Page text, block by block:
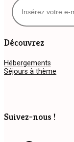
Découvrez
Hébergements
Séjours à thème
Suivez-nous !